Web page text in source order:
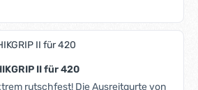
Füße und Schuhe, formstabil
verdeckte
vollständig zu öffnen,
II für 420
Die Ausreitgurte von